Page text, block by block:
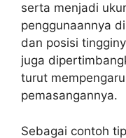
serta menjadi
penggunaannya
dan posisi
juga
turut
pemasangannya.
Sebagai contoh